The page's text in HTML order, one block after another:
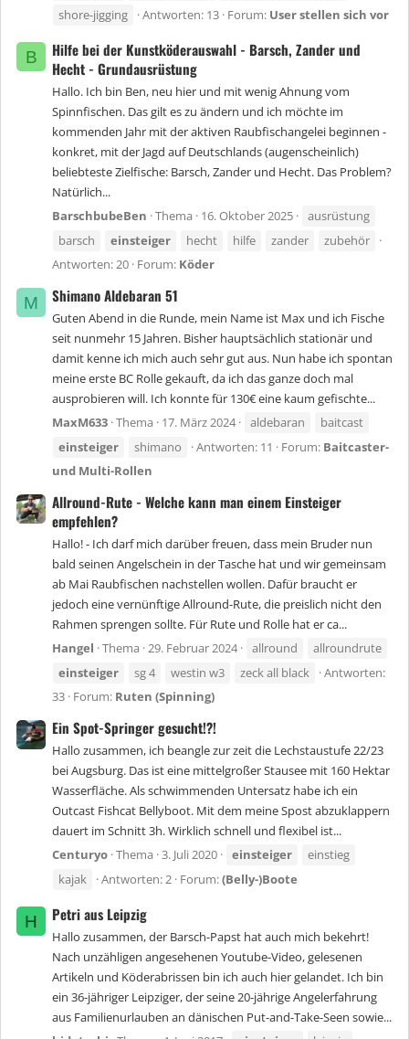
shore-jigging
Antworten: 13 Forum: User stellen sich vor
B
Hilfe bei der Kunstköderauswahl - Barsch, Zander und
Hecht - Grundausrüstung
Hallo. Ich bin Ben, neu hier und mit wenig Ahnung vom
Spinnfischen. Das gilt es zu ändern und ich möchte im
kommenden Jahr mit der aktiven Raubfischangelei beginnen -
konkret, mit der Jagd auf Deutschlands (augenscheinlich)
beliebteste Zielfische: Barsch, Zander und Hecht. Das Problem?
Natürlich...
BarschbubeBen Thema 16. Oktober 2025
ausrüstung
barsch
einsteiger hecht hilfe zander
zubehör
Antworten: 20 Forum: Köder
M Shimano Aldebaran 51
Guten Abend in die Runde, mein Name ist Max und ich Fische
seit nunmehr 15 Jahren. Bisher hauptsächlich stationär und
damit kenne ich mich auch sehr gut aus. Nun habe ich spontan
meine erste BC Rolle gekauft, da ich das ganze doch mal
ausprobieren will. Ich konnte für 130€ eine kaum gefischte...
MaxM633 Thema 17. März 2024 aldebaran
baitcast
einsteiger
shimano Antworten: 11 Forum: Baitcaster-
und Multi-Rollen
Allround-Rute - Welche kann man einem Einsteiger
empfehlen?
Hallo! - Ich darf mich darüber freuen, dass mein Bruder nun
bald seinen Angelschein in der Tasche hat und wir gemeinsam
ab Mai Raubfischen nachstellen wollen. Dafür braucht er
jedoch eine vernünftige Allround-Rute, die preislich nicht den
Rahmen sprengen sollte. Für Rute und Rolle hat er ca...
Hangel Thema 29. Februar 2024 allround
allroundrute
einsteiger
sg 4 westin w3 zeck all black
Antworten:
33 Forum: Ruten (Spinning)
Ein Spot-Springer gesucht!?!
Hallo zusammen, ich beangle zur zeit die Lechstaustufe 22/23
bei Augsburg. Das ist eine mittelgroßer Stausee mit 160 Hektar
Wasserfläche. Als schwimmenden Untersatz habe ich ein
Outcast Fishcat Bellyboot. Mit dem meine Spost abzuklappern
dauert im Schnitt 3h. Wirklich schnell und flexibel ist...
Centuryo Thema 3. Juli 2020 einsteiger
einstieg
kajak
Antworten: 2 Forum:(Belly-)Boote
H Petri aus Leipzig
Hallo zusammen, der Barsch-Papst hat auch mich bekehrt!
Nach unzähligen angesehenen Youtube-Video, gelesenen
Artikeln und Köderabrissen bin ich auch hier gelandet. Ich bin
ein 36-jähriger Leipziger, der seine 20-jährige Angelerfahrung
aus Familienurlauben an dänischen Put-and-Take-Seen sowie...